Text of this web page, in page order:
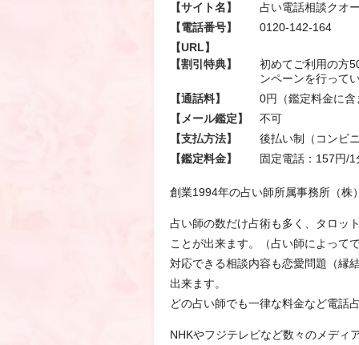
【サイト名】
占い電話相談クオ
【電話番号】
0120-142-164
【URL】
【割引特典】
初めてご利用の方
ンペーンを行って
【通話料】
0円（鑑定料金に
【メール鑑定】
不可
【支払方法】
後払い制（コンビ
【鑑定料金】
固定電話：157円/
創業1994年の占い師所属事務所（株
占い師の数だけ占術も多く、タロッ
ことが出来ます。（占い師によって
対応できる相談内容も恋愛問題（縁
出来ます。
どの占い師でも一律な料金など電話
NHKやフジテレビなど数々のメディ